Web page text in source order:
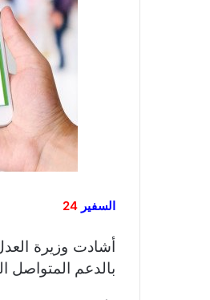
السفير 24
بالدعم المتواصل